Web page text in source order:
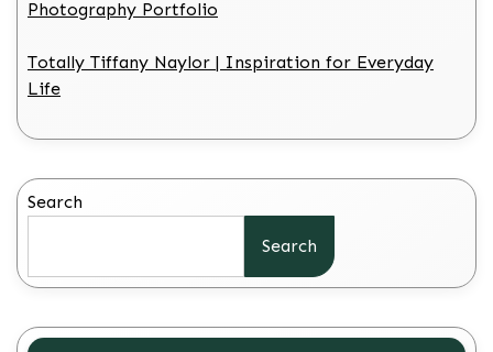
Photography Portfolio
Totally Tiffany Naylor | Inspiration for Everyday
Life
Search
Search